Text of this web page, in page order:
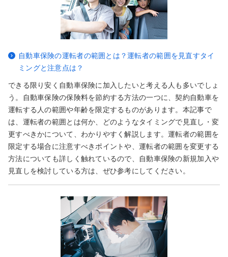
自動車保険の運転者の範囲とは？運転者の範囲を見直すタイ
ミングと注意点は？
できる限り安く自動車保険に加入したいと考える人も多いでしょ
う。自動車保険の保険料を節約する方法の一つに、契約自動車を
運転する人の範囲や年齢を限定するものがあります。本記事で
は、運転者の範囲とは何か、どのようなタイミングで見直し・変
更すべきかについて、わかりやすく解説します。運転者の範囲を
限定する場合に注意すべきポイントや、運転者の範囲を変更する
方法についても詳しく触れているので、自動車保険の新規加入や
見直しを検討している方は、ぜひ参考にしてください。